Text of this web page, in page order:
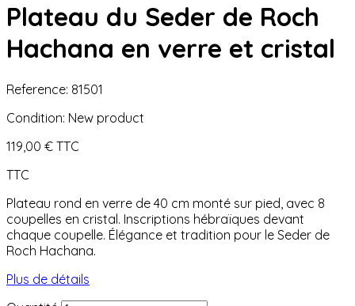
Plateau du Seder de Roch
Hachana en verre et cristal
Reference: 81501
Condition: New product
119,00 € TTC
TTC
Plateau rond en verre de 40 cm monté sur pied, avec 8
coupelles en cristal. Inscriptions hébraïques devant
chaque coupelle. Élégance et tradition pour le Seder de
Roch Hachana.
Plus de détails